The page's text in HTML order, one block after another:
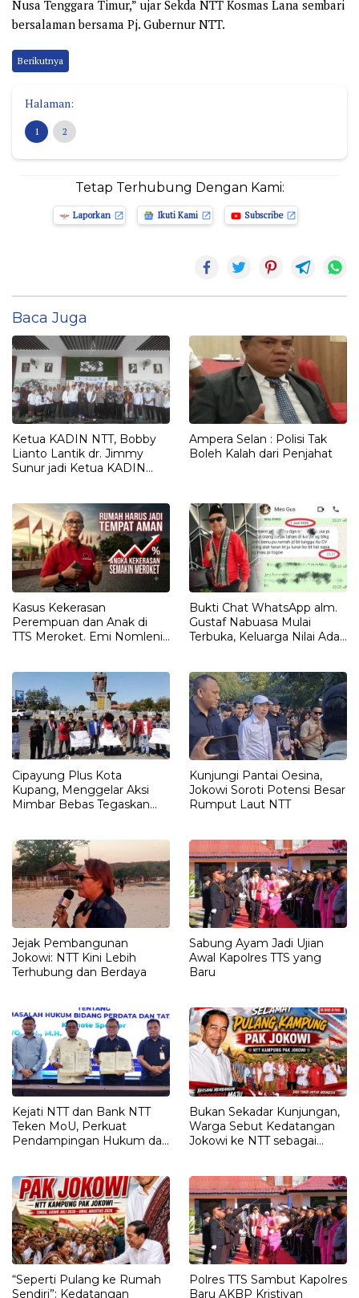
Nusa Tenggara Timur,” ujar Sekda NTT Kosmas Lana sembari
bersalaman bersama Pj. Gubernur NTT.
Berikutnya
Halaman:
1 2
Tetap Terhubung Dengan Kami:
Laporkan Ikuti Kami Subscribe
Baca Juga
Ketua KADIN NTT, Bobby
Lianto Lantik dr. Jimmy
Sunur jadi Ketua KADIN
Ampera Selan : Polisi Tak
Boleh Kalah dari Penjahat
Kasus Kekerasan
Perempuan dan Anak di
TTS Meroket. Emi Nomleni :
Bukti Chat WhatsApp alm.
Gustaf Nabuasa Mulai
Terbuka, Keluarga Nilai Ada
Cipayung Plus Kota
Kupang, Menggelar Aksi
Mimbar Bebas Tegaskan
Kepada JOKO WIDODO
Kunjungi Pantai Oesina,
Jokowi Soroti Potensi Besar
Rumput Laut NTT
Jejak Pembangunan
Jokowi: NTT Kini Lebih
Terhubung dan Berdaya
Sabung Ayam Jadi Ujian
Awal Kapolres TTS yang
Baru
Kejati NTT dan Bank NTT
Teken MoU, Perkuat
Pendampingan Hukum dan
Bukan Sekadar Kunjungan,
Warga Sebut Kedatangan
Jokowi ke NTT sebagai
“Seperti Pulang ke Rumah
Sendiri”: Kedatangan
Polres TTS Sambut Kapolres
Baru AKBP Kristiyan